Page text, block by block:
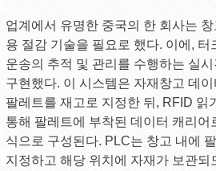
업계에서 유명한 중국의 한 회사는 창
용 절감 기술을 필요로 했다. 이에, 터
운송의 추적 및 관리를 수행하는 실
구현했다. 이 시스템은 자재창고 데
팔레트를 재고로 지정한 뒤, RFID 읽
통해 팔레트에 부착된 데이터 캐리어
식으로 구성된다. PLC는 창고 내에
지정하고 해당 위치에 자재가 보관되